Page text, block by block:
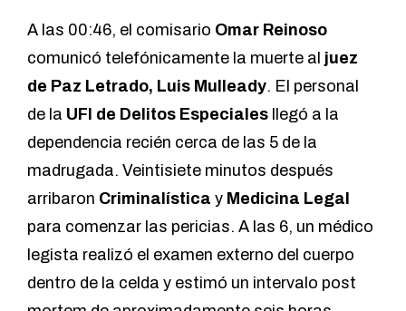
A las 00:46, el comisario Omar Reinoso
comunicó telefónicamente la muerte al juez
de Paz Letrado, Luis Mulleady. El personal
de la UFI de Delitos Especiales
llegó a la
dependencia recién cerca de las 5 de la
madrugada. Veintisiete minutos después
arribaron Criminalística y Medicina Legal
para comenzar las pericias. A las 6, un médico
legista realizó el examen externo del cuerpo
dentro de la celda y estimó un intervalo post